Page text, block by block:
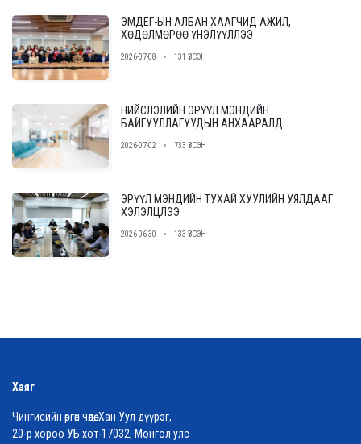
ЭМДЕГ-ЫН АЛБАН ХААГЧИД АЖИЛ,
ХӨДӨЛМӨРӨӨ ҮНЭЛҮҮЛЛЭЭ
2026-07-08 131 ҮЗСЭН
НИЙСЛЭЛИЙН ЭРҮҮЛ МЭНДИЙН
БАЙГУУЛЛАГУУДЫН АНХААРАЛД
2026-07-02 733 ҮЗСЭН
ЭРҮҮЛ МЭНДИЙН ТУХАЙ ХУУЛИЙН УЯЛДААГ
ХЭЛЭЛЦЛЭЭ
2026-06-30 133 ҮЗСЭН
Хаяг
Чингисийн өргөн чөлөө, Хан Уул дүүрэг,
20-р хороо УБ хот-17032, Монгол улс